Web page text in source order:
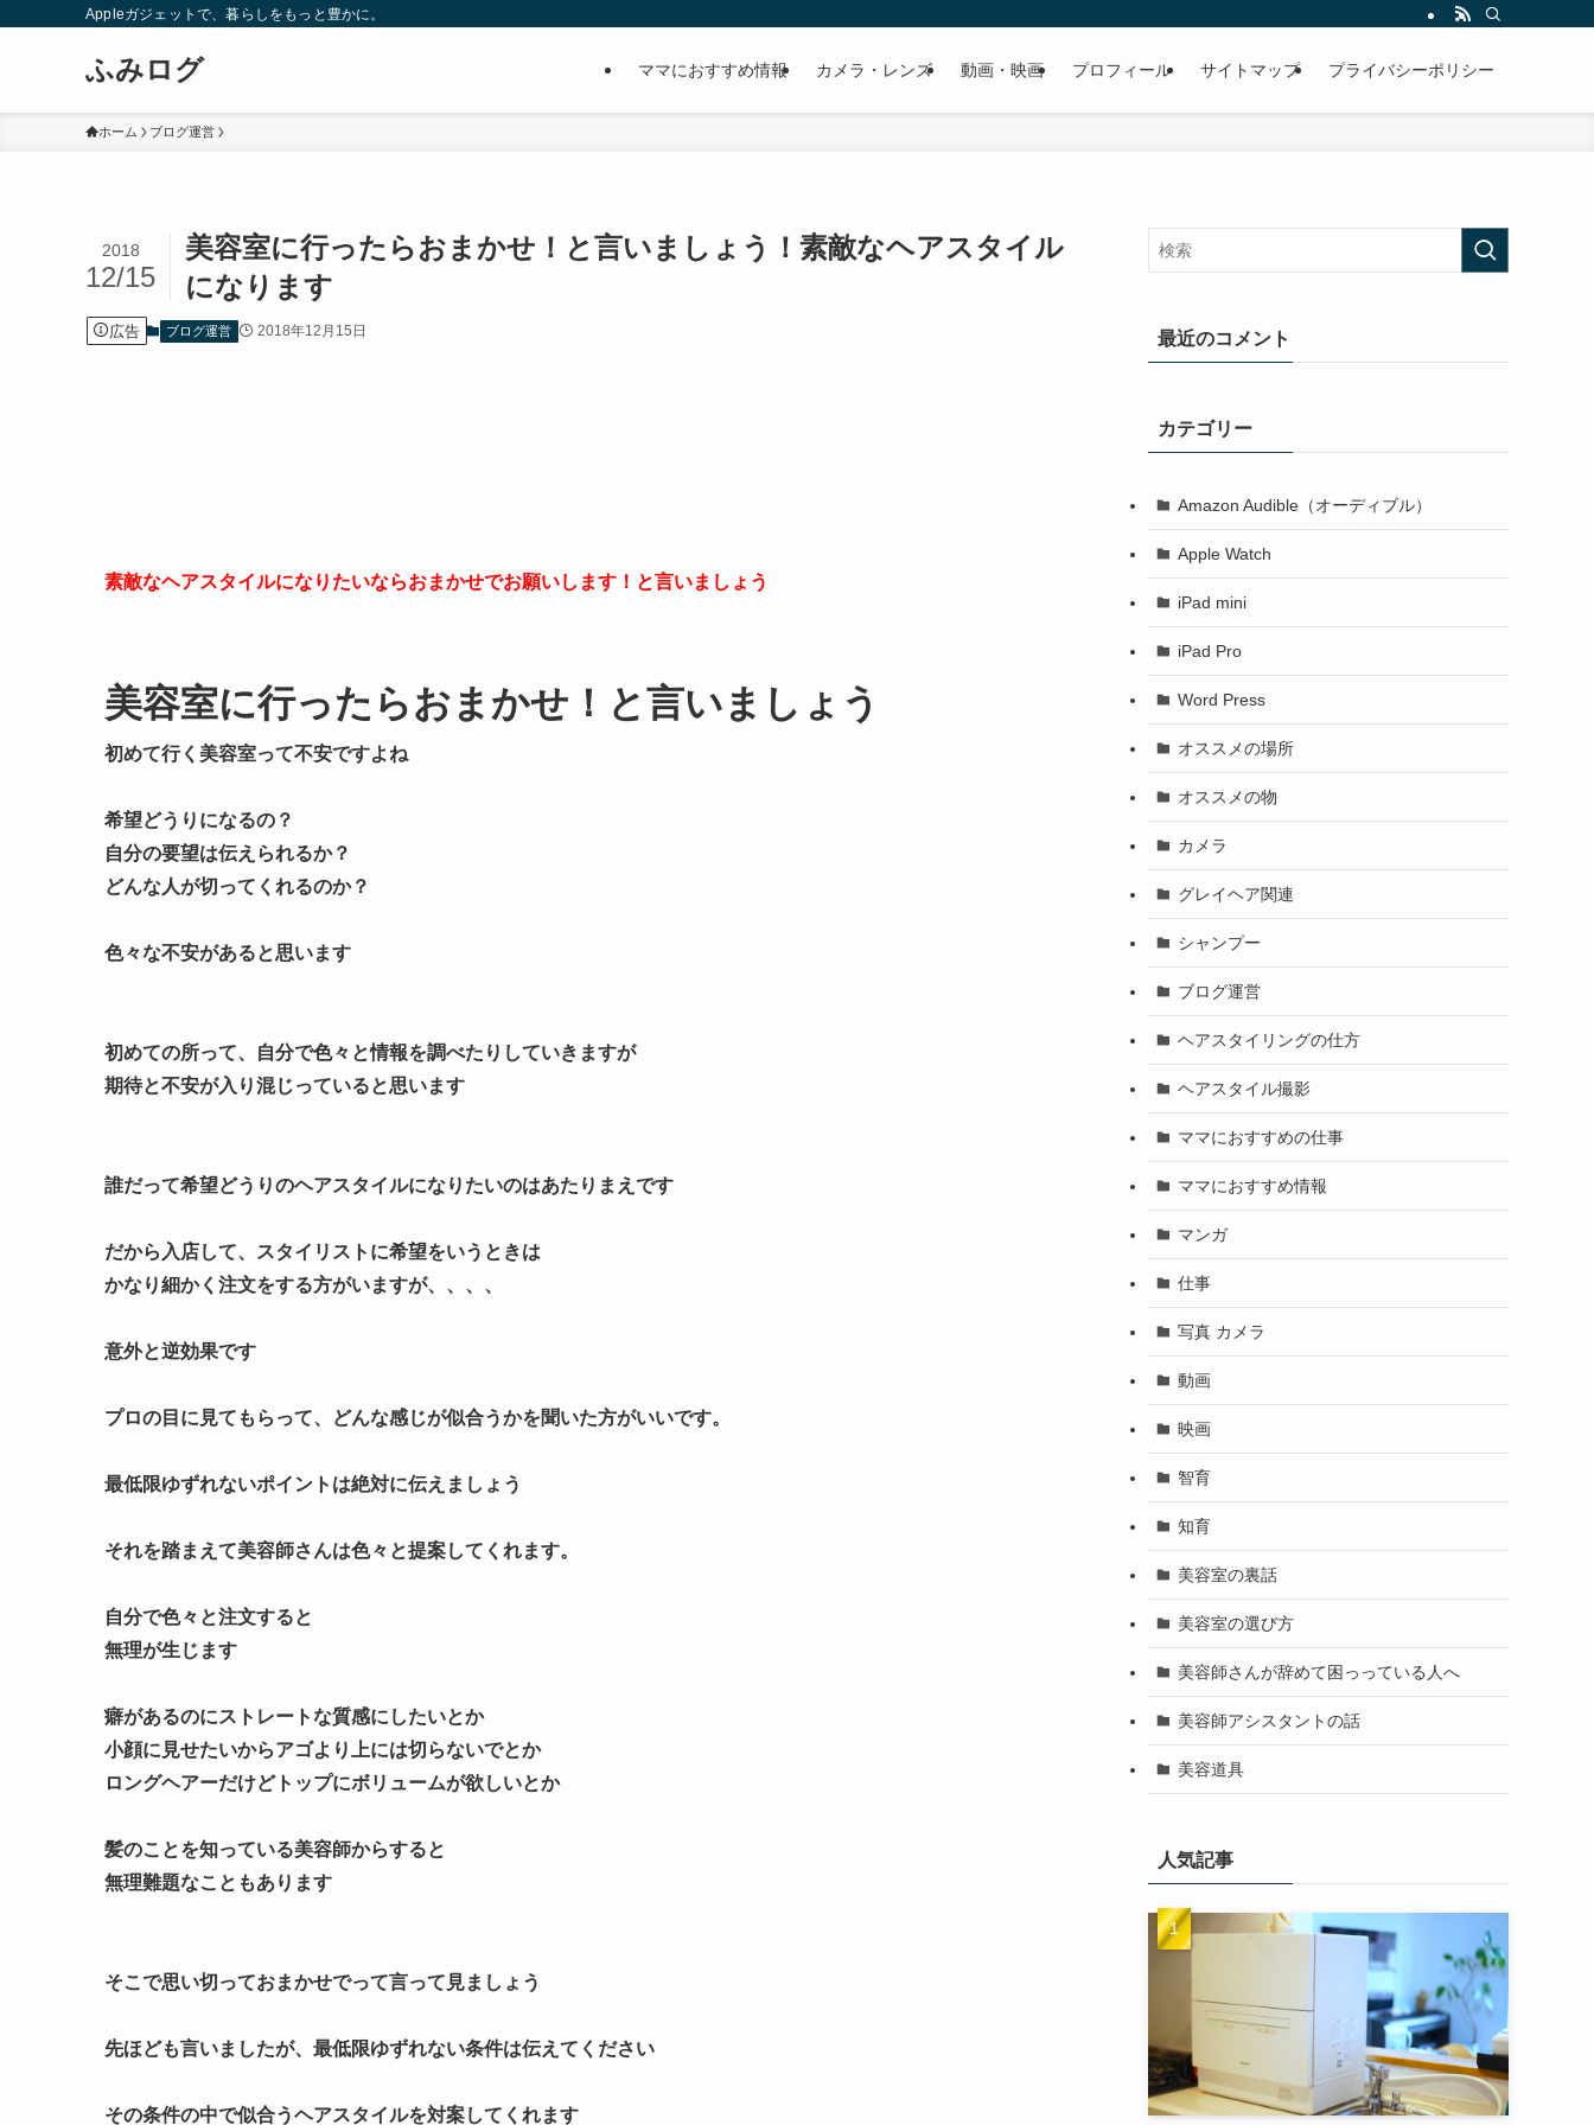
Appleガジェットで、暮らしをもっと豊かに。
ふみログ ママにおすすめ情報 カメラ・レンズ 動画・映画 プロフィール サイトマップ プライバシーポリシー
ホーム ブログ運営
美容室に行ったらおまかせ！と言いましょう！素敵なヘアスタイル
になります
2018
12/15
広告 ブログ運営 2018年12月15日
素敵なヘアスタイルになりたいならおまかせでお願いします！ と言いましょう
美容室に行ったらおまかせ！と言いましょう
初めて行く美容室って不安ですよね
希望どうりになるの？
自分の要望は伝えられるか？
どんな人が切ってくれるのか？
色々な不安があると思います
初めての所って、自分で色々と情報を調べたりしていきますが
期待と不安が入り混じっていると思います
誰だって希望どうりのヘアスタイルになりたいのはあたりまえです
だから入店して、スタイリストに希望をいうときは
かなり細かく注文をする方がいますが、、、、
意外と逆効果です
プロの目に見てもらって、どんな感じが似合うかを聞いた方がいいです。
最低限ゆずれないポイントは絶対に伝えましょう
それを踏まえて美容師さんは色々と提案してくれます。
自分で色々と注文すると
無理が生じます
癖があるのにストレートな質感にしたいとか
小顔に見せたいからアゴより上には切らないでとか
ロングヘアーだけどトップにボリュームが欲しいとか
髪のことを知っている美容師からすると
無理難題なこともあります
そこで思い切っておまかせでって言って見ましょう
先ほども言いましたが、最低限ゆずれない条件は伝えてください
その条件の中で似合うヘアスタイルを対案してくれます
最近のコメント
カテゴリー
Amazon Audible（オーディブル）
Apple Watch
iPad mini
iPad Pro
Word Press
オススメの場所
オススメの物
カメラ
グレイヘア関連
シャンプー
ブログ運営
ヘアスタイリングの仕方
ヘアスタイル撮影
ママにおすすめの仕事
ママにおすすめ情報
マンガ
仕事
写真 カメラ
動画
映画
智育
知育
美容室の裏話
美容室の選び方
美容師さんが辞めて困っっている人へ
美容師アシスタントの話
美容道具
人気記事